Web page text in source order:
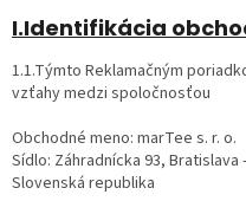
I.Identifikácia
1.1.Týmto Reklamačným
vzťahy medzi spoločnosťou
Obchodné meno: marTee s. r. o.
Sídlo: Záhradnícka 93,
Slovenská republika